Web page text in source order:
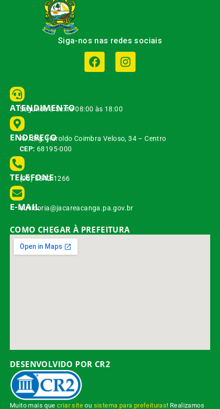
Siga-nos nas redes sociais
ATENDIMENTO
Segunda à Sexta 08:00 às 18:00
ENDEREÇO
Av. Brg. Haroldo Coimbra Veloso, 34 – Centro
CEP: 68195-000
TELEFONE
(93) 3542-1266
E-MAIL
ouvidoria@jacareacanga.pa.gov.br
COMO CHEGAR À PREFEITURA
DESENVOLVIDO POR CR2
Muito mais quecriar site ou sistema para prefeituras! Realizamos